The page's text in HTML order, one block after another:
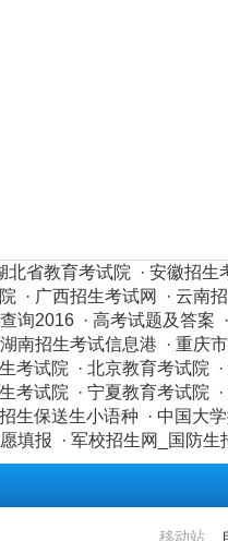
北省教育考试院 · 安徽招生
· 广西招生考试网 · 云南
询2016 · 高考试题及答案 ·
湖南招生考试信息港 · 重庆
考试院 · 北京教育考试院 ·
考试院 · 宁夏教育考试院 ·
生保送生小语种 · 中国大
填报 · 军校招生网_国防生
移动站